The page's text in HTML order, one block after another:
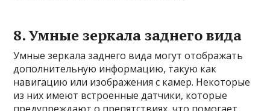
8. Умные зеркала заднего вида
Умные зеркала заднего вида могут отображать
дополнительную информацию, такую как
навигацию или изображения с камер. Некоторые
из них имеют встроенные датчики, которые
предупреждают о препятствиях, что помогает